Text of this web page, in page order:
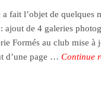
a fait l’objet de quelques
ajout de 4 galeries
Formés au club mise à
d’une page …Continue